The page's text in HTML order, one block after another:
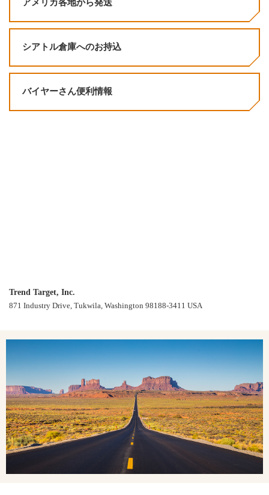
アメリカ各地から発送
シアトル倉庫へのお持込
バイヤーさん便利情報
Trend Target, Inc.
871 Industry Drive, Tukwila, Washington 98188-3411 USA